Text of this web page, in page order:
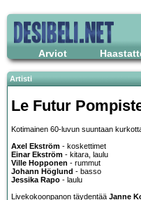
Arviot
Artisti
Le Futur
Kotimainen 60-luvun suuntaan
Axel Ekström - koskettimet
Einar Ekström - kitara, laulu
Ville Hopponen - rummut
Johann Höglund - basso
Jessika Rapo - laulu
Livekokoonpanon täydentää Janne